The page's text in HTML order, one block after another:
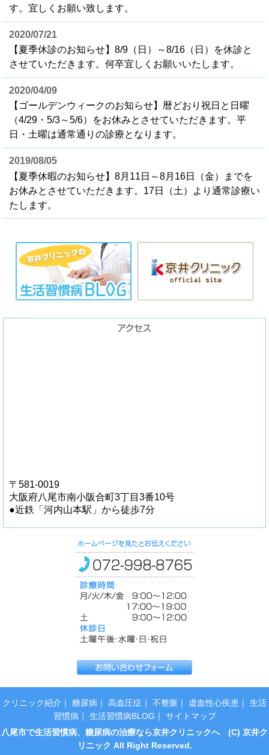
す。宜しくお願い致します。
2020/07/21
【夏季休診のお知らせ】8/9（日）～8/16（日）を休診と
させていただきます。何卒宜しくお願いいたします。
2020/04/09
【ゴールデンウィークのお知らせ】暦どおり祝日と日曜
（4/29・5/3～5/6）をお休みとさせていただきます。平
日・土曜は通常通りの診療となります。
2019/08/05
【夏季休暇のお知らせ】8月11日～8月16日（金）までを
お休みとさせていただきます。17日（土）より通常診療い
たします。
〒581-0019
大阪府八尾市南小阪合町3丁目3番10号
●近鉄「河内山本駅」から徒歩7分
クリニック紹介 ｜ 糖尿病 ｜ 高血圧症 ｜ 不整脈 ｜ 虚血性心疾患 ｜
生活
習慣病 ｜ 生活習慣病BLOG ｜
サイトマップ
八尾市で生活習慣病、糖尿病の治療なら京井クリニックへ (C) 京井ク
リニック All Right Reserved.